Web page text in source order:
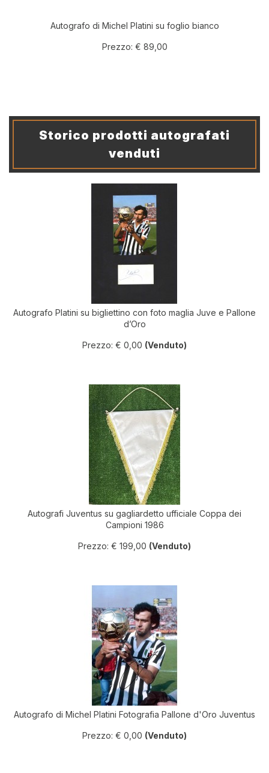
Autografo di Michel Platini su foglio bianco
Prezzo: € 89,00
Storico prodotti autografati
venduti
Autografo Platini su bigliettino con foto maglia Juve e Pallone
d’Oro
Prezzo: € 0,00 (Venduto)
Autografi Juventus su gagliardetto ufficiale Coppa dei
Campioni 1986
Prezzo: € 199,00 (Venduto)
Autografo di Michel Platini Fotografia Pallone d'Oro Juventus
Prezzo: € 0,00 (Venduto)